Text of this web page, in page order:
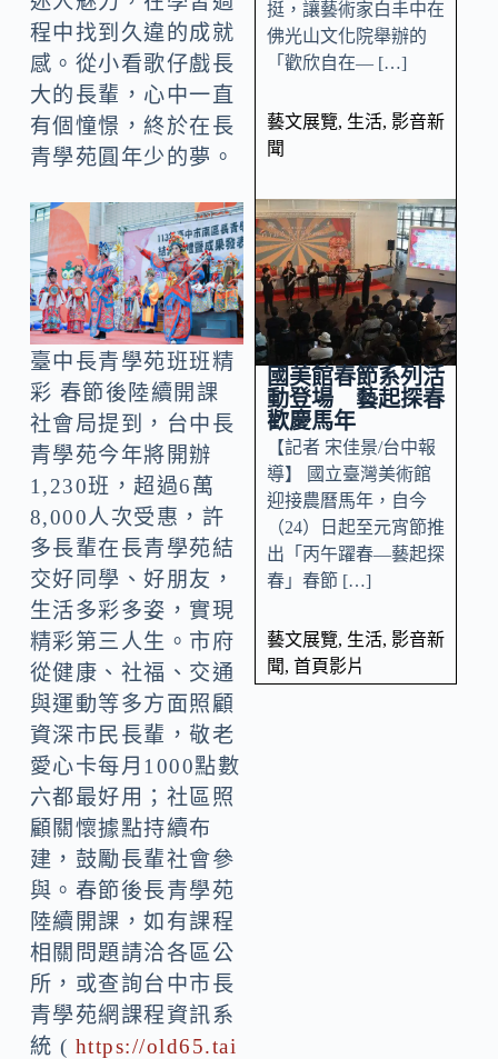
程中找到久違的成就
感。從小看歌仔戲長
大的長輩，心中一直
有個憧憬，終於在長
青學苑圓年少的夢。
臺中長青學苑班班精
彩 春節後陸續開課
社會局提到，台中長
青學苑今年將開辦
1,230班，超過6萬
8,000人次受惠，許
多長輩在長青學苑結
交好同學、好朋友，
生活多彩多姿，實現
精彩第三人生。市府
從健康、社福、交通
與運動等多方面照顧
資深市民長輩，敬老
愛心卡每月1000點數
六都最好用；社區照
顧關懷據點持續布
建，鼓勵長輩社會參
與。春節後長青學苑
陸續開課，如有課程
相關問題請洽各區公
所，或查詢台中市長
青學苑網課程資訊系
統 ( https://old65.tai
挺，讓藝術家白丰中在
佛光山文化院舉辦的
「歡欣自在— […]
藝文展覽, 生活, 影音新
聞
國美館春節系列活
動登場 藝起探春
歡慶馬年
【記者 宋佳景/台中報
導】 國立臺灣美術館
迎接農曆馬年，自今
（24）日起至元宵節推
出「丙午躍春—藝起探
春」春節 […]
藝文展覽, 生活, 影音新
聞, 首頁影片